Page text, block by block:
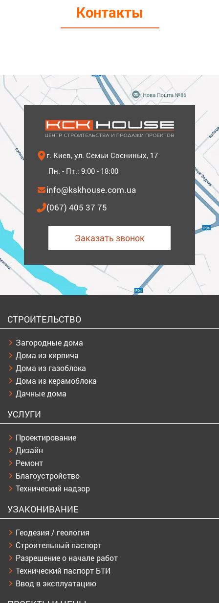
Контакты
г. Киев, ул. Семьи Сосниных, 17
Пн. - Пт.: 9:00 - 18:00
info@kskhouse.com.ua
(067) 405 37 75
Заказать звонок
СТРОИТЕЛЬСТВО
Загородные дома
Дома из кирпича
Дома из газоблока
Дома из керамоблока
Дачные дома
УСЛУГИ
Проектирование
Дизайн
Ремонт
Благоустройство
Технический надзор
УЗАКОНИВАНИЕ
Геодезия / геология
Строительный паспорт
Разрешение о начале работ
Технический паспорт БТИ
Ввод в эксплуатацию